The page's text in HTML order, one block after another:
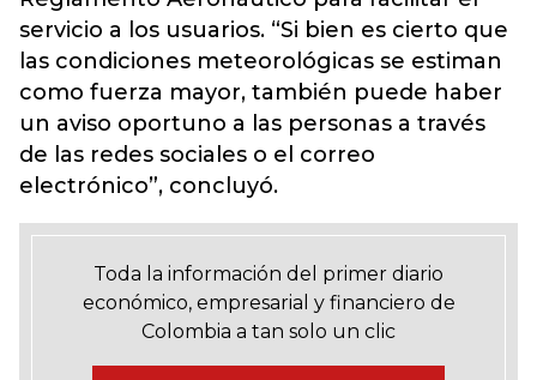
servicio a los usuarios. “Si bien es cierto que
las condiciones meteorológicas se estiman
como fuerza mayor, también puede haber
un aviso oportuno a las personas a través
de las redes sociales o el correo
electrónico”, concluyó.
Toda la información del primer diario
económico, empresarial y financiero de
Colombia a tan solo un clic